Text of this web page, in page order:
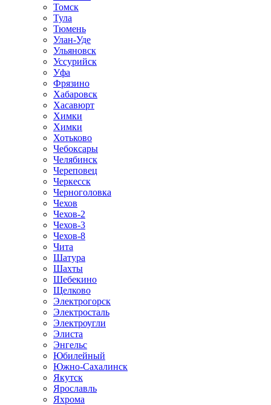
Томск
Тула
Тюмень
Улан-Уде
Ульяновск
Уссурийск
Уфа
Фрязино
Хабаровск
Хасавюрт
Химки
Химки
Хотьково
Чебоксары
Челябинск
Череповец
Черкесск
Черноголовка
Чехов
Чехов-2
Чехов-3
Чехов-8
Чита
Шатура
Шахты
Шебекино
Щелково
Электрогорск
Электросталь
Электроугли
Элиста
Энгельс
Юбилейный
Южно-Сахалинск
Якутск
Ярославль
Яхрома